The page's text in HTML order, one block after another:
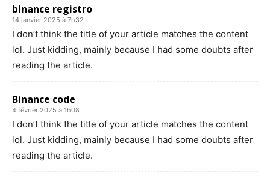
binance registro
14 janvier 2025 à 7h32
I don’t think the title of your article matches the content
lol. Just kidding, mainly because I had some doubts after
reading the article.
Binance code
4 février 2025 à 1h08
I don’t think the title of your article matches the content
lol. Just kidding, mainly because I had some doubts after
reading the article.